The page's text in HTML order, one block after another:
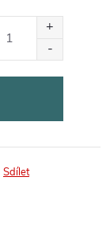
Sdílet